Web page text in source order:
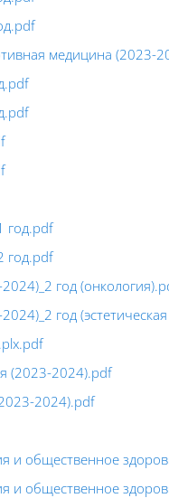
медицина (2023-
год.pdf
год.pdf
год
год
(2023-2024).pdf
2024).pdf
и общественное
и общественное